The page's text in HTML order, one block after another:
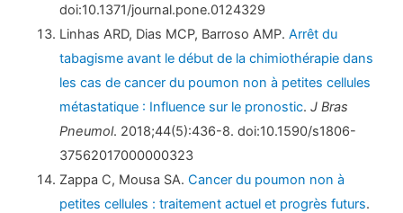
doi:10.1371/journal.pone.0124329
Linhas ARD, Dias MCP, Barroso AMP.Arrêt du
tabagisme avant le début de la chimiothérapie dans
les cas de cancer du poumon non à petites cellules
métastatique : Influence sur le pronostic.J Bras
Pneumol. 2018;44(5):436-8. doi:10.1590/s1806-
37562017000000323
Zappa C, Mousa SA.Cancer du poumon non à
petites cellules : traitement actuel et progrès futurs.